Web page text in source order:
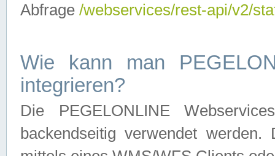
Abfrage /webservices/rest-api/v2/
Wie kann man
integrieren?
Die PEGELONLINE
backendseitig verwendet